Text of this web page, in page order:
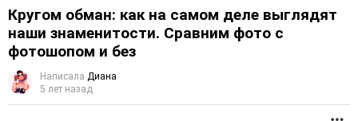
Кругом обман: как на самом деле выглядят
наши знаменитости. Сравним фото с
фотошопом и без
Написала Диана
5 лет назад